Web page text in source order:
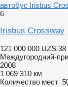
автобус Irisbus
6
Irisbus Crossway
121 000 000 UZS 38
Междугородний-
2008
1 069 310 км
Количество мест